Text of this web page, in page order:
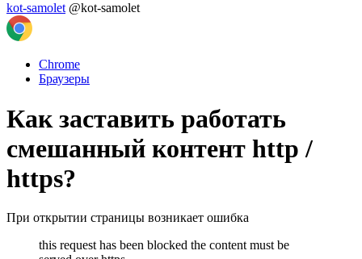
kot-samolet @kot-samolet
Chrome
Браузеры
Как заставить работать
смешанный контент http /
https?
При открытии страницы возникает ошибка
this request has been blocked the content must be